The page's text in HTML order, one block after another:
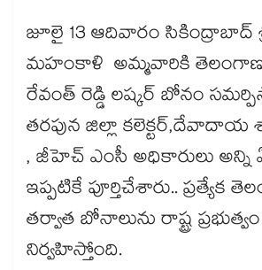
జూలై 13 ఆదివారం సికింద్రాబాద్
మహంకాళి అమ్మవారికి తెలంగాణ
రేవంత్ రెడ్డి లష్కర్ బోనం
తరపున జిల్లా కలెక్టర్,దేవాదాయ
, జీహెచ్ ఎంసీ అధికారులు అన్ని
ఇప్పటికే పూర్తిచేశారు.. ప్రత్యేక
తర్వాత బోనాలును రాష్ట్ర
నిర్వహిస్తోంది.